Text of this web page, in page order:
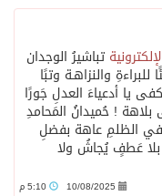
تباشيرُ الوجدان
والنزاهـة ‏وتبًا
يا أدعياءَ العدلِ جَورًا
! ‏حُميدانُ المَحامدِ
في الظلمِ عاهة ‏بفضلِ
عَطفٍ يُجاشُ ولا
10/08/2025